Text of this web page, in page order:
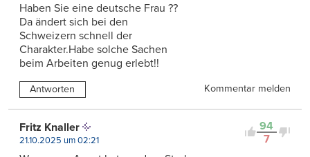
Haben Sie eine deutsche Frau ??
Da ändert sich bei den
Schweizern schnell der
Charakter.Habe solche Sachen
beim Arbeiten genug erlebt!!
Antworten Kommentar melden
94
7
Fritz Knaller
21.10.2025 um 02:21